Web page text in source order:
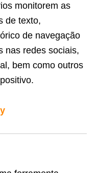
monitorem as
de texto,
de navegação
nas redes sociais,
bem como outros